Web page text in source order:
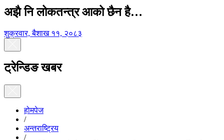
अझै नि लोकतन्त्र आको छैन है…
शुक्रवार, बैशाख ११, २०८३
ट्रेन्डिङ खबर
होमपेज
/
अन्तराष्ट्रिय
/